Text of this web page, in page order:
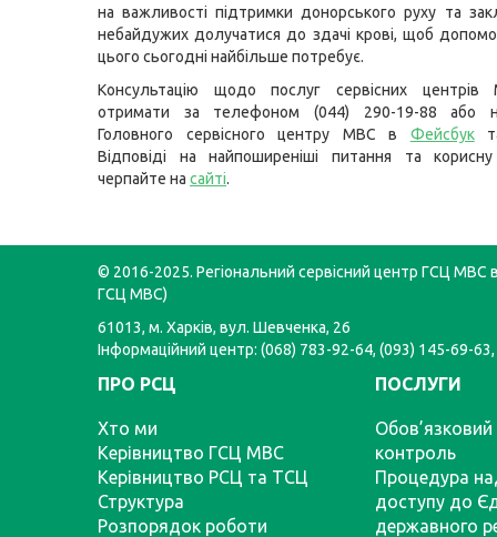
на важливості підтримки донорського руху та
небайдужих долучатися до здачі крові, щоб
цього сьогодні найбільше потребує.
Консультацію щодо послуг сервісних
отримати за телефоном (044) 290-19-88 або
Головного сервісного центру МВС в Фейсбук
Відповіді на найпоширеніші питання та
черпайте на сайті.
© 2016-2025. Регіональний сервісний центр ГСЦ МВС в
ГСЦ МВС)
61013, м. Харків, вул. Шевченка, 26
Інформаційний центр: (068) 783-92-64, (093) 145-69-
ПРО РСЦ
Хто ми
Керівництво ГСЦ МВС
Керівництво РСЦ та ТСЦ
Структура
Розпорядок роботи
ПОСЛУГИ
Обов’язковий
контроль
Процедура
доступу до
державного